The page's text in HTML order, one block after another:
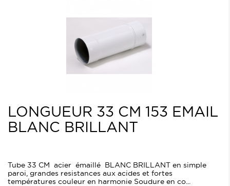
LONGUEUR 33 CM 153 EMAIL
BLANC BRILLANT
Tube 33 CM acier émaillé BLANC BRILLANT en simple
paroi, grandes resistances aux acides et fortes
températures couleur en harmonie Soudure en co...